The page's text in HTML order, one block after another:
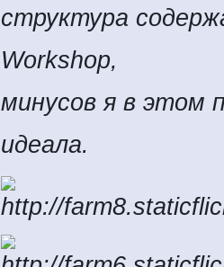
структура
Workshop,
минусов я в этом
идеала.